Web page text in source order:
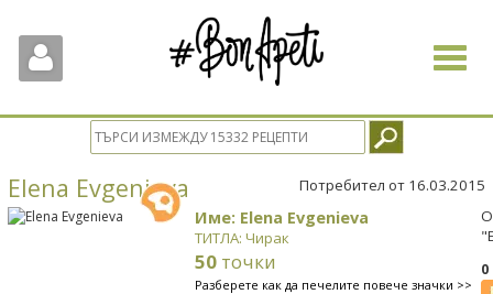
Toggle
Elena Evgenieva Потребител от 16.03.2015
Име: Elena Evgenieva
ТИТЛА: Чирак
50 точки
Разберете как да печелите повече значки >>